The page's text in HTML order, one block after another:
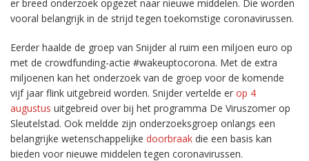
er breed onderzoek opgezet naar nieuwe middelen. Die worden
vooral belangrijk in de strijd tegen toekomstige coronavirussen.
Eerder haalde de groep van Snijder al ruim een miljoen euro op
met de crowdfunding-actie #wakeuptocorona. Met de extra
miljoenen kan het onderzoek van de groep voor de komende
vijf jaar flink uitgebreid worden. Snijder vertelde er op 4
augustus uitgebreid over bij het programma De Viruszomer op
Sleutelstad. Ook meldde zijn onderzoeksgroep onlangs een
belangrijke wetenschappelijke doorbraak die een basis kan
bieden voor nieuwe middelen tegen coronavirussen.